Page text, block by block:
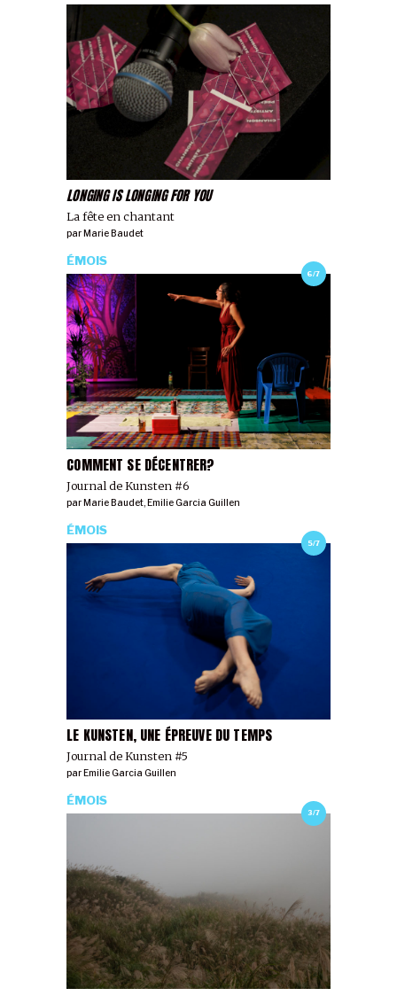
LONGING IS LONGING FOR YOU
La fête en chantant
par Marie Baudet
6/7
COMMENT SE DÉCENTRER?
Journal de Kunsten #6
ÉMOIS
par Marie Baudet, Emilie Garcia Guillen
5/7
LE KUNSTEN, UNE ÉPREUVE DU TEMPS
Journal de Kunsten #5
ÉMOIS
parEmilie Garcia Guillen
3/7
ÉMOIS